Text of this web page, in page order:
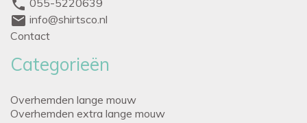
phone
mail info@shirtsco.nl
Contact
Categorieën
Overhemden lange mouw
Overhemden extra lange mouw